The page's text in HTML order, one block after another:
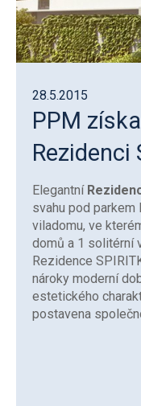
28.5.2015
PPM
Rezidenci
Elegantní
svahu pod parkem
viladomu, ve
domů a 1 solitérní
Rezidence
nároky moderní
estetického
postavena